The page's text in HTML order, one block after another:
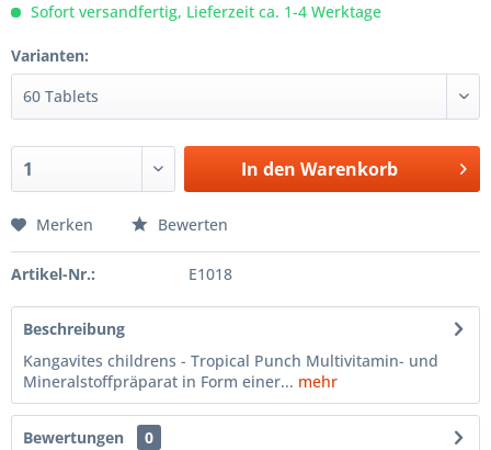
Sofort versandfertig, Lieferzeit ca. 1-4 Werktage
Varianten:
In den Warenkorb
Merken Bewerten
Artikel-Nr.: E1018
Beschreibung
Kangavites childrens - Tropical Punch Multivitamin- und
Mineralstoffpräparat in Form einer... mehr
Bewertungen
0